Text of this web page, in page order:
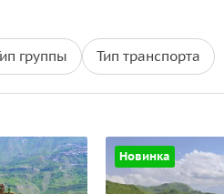
группы Тип транспорта
Новинка